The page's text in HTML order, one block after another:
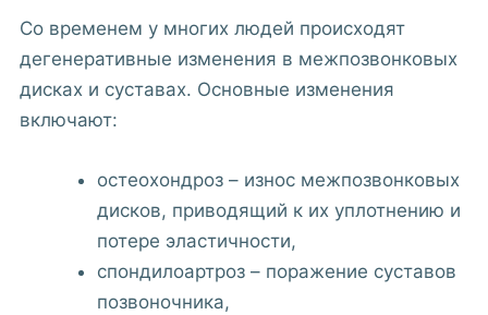
Со временем у многих людей происходят
дегенеративные изменения в межпозвонковых
дисках и суставах. Основные изменения
включают:
остеохондроз – износ межпозвонковых
дисков, приводящий к их уплотнению и
потере эластичности,
спондилоартроз – поражение суставов
позвоночника,